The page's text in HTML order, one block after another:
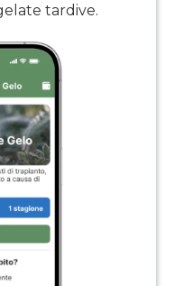
tardive.